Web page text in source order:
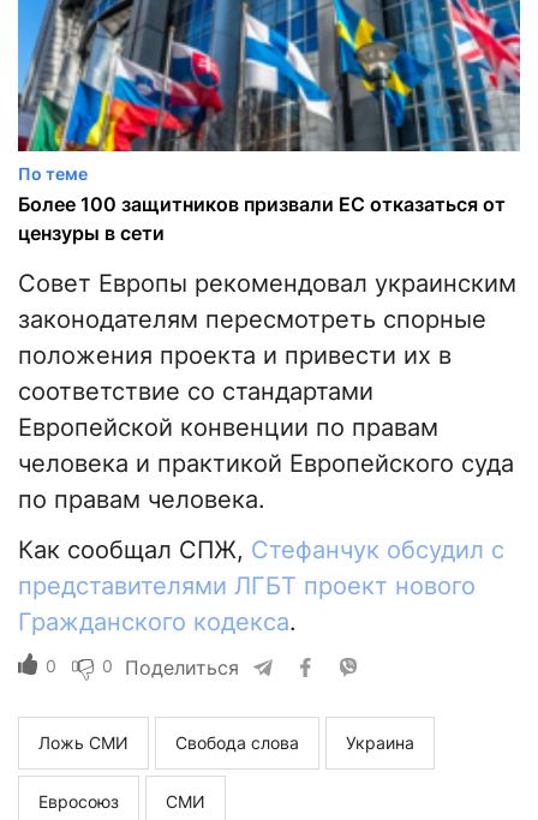
По теме
Более 100 защитников призвали ЕС отказаться от
цензуры в сети
Совет Европы рекомендовал украинским
законодателям пересмотреть спорные
положения проекта и привести их в
соответствие со стандартами
Европейской конвенции по правам
человека и практикой Европейского суда
по правам человека.
Как сообщал СПЖ, Стефанчук обсудил с
представителями ЛГБТ проект нового
Гражданского кодекса.
0 0 Поделиться
Ложь СМИ Свобода слова Украина
Евросоюз СМИ